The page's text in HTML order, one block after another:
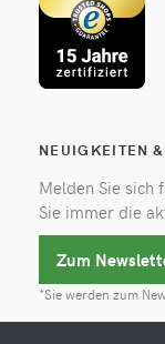
NEUIGKEITEN
Melden Sie sich
Sie immer die
Zum
*Sie werden zum